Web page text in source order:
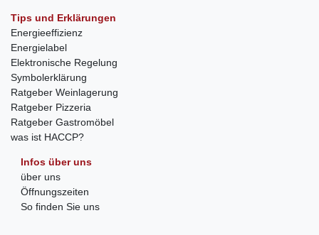
Tips und Erklärungen
Energieeffizienz
Energielabel
Elektronische Regelung
Symbolerklärung
Ratgeber Weinlagerung
Ratgeber Pizzeria
Ratgeber Gastromöbel
was ist HACCP?
Infos über uns
über uns
Öffnungszeiten
So finden Sie uns